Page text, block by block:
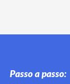
Passo a passo: